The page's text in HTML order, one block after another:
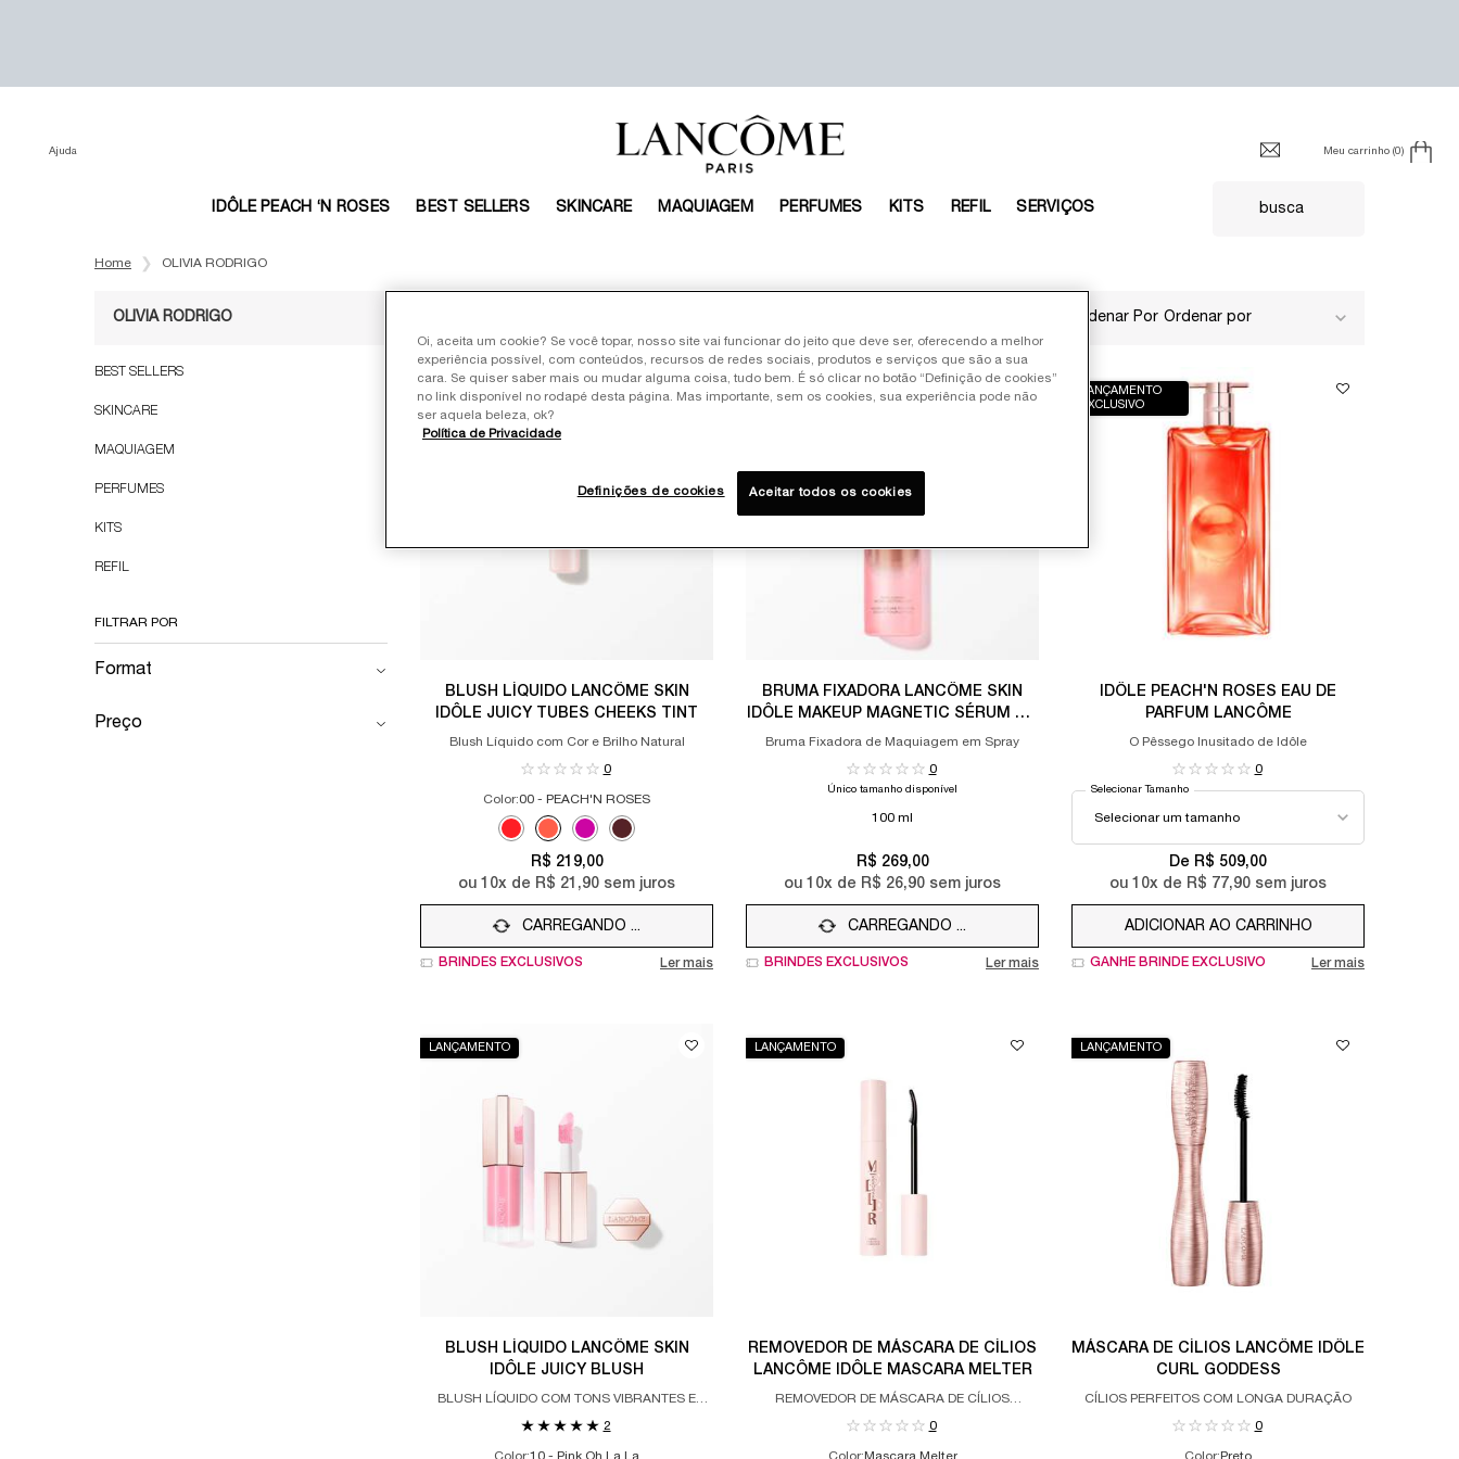
Ajuda Meu carrinho 0
0 product in cart
IDÔLE PEACH ‘N ROSES BEST SELLERS SKINCARE MAQUIAGEM PERFUMES KITS REFIL SERVIÇOS busca
Home
OLIVIA RODRIGO
OLIVIA RODRIGO Ordenar Por
BEST SELLERS
SKINCARE
MAQUIAGEM
PERFUMES
KITS
REFIL
FILTRAR POR
Format
Preço
LANÇAMENTO
EXCLUSIVO
BLUSH LÍQUIDO LANCÔME SKIN
IDÔLE JUICY TUBES CHEEKS TINT
Blush Líquido com Cor e Brilho Natural
0
Color:00 - PEACH'N ROSES
Selected
01 - BERRY MARMALADE color for BLUSH LÍQUIDO LANCÔME SKIN IDÔLE JUICY TUBES CHEEKS TINT, 1 of 4
Selected
00 - PEACH'N ROSES color for BLUSH LÍQUIDO LANCÔME SKIN IDÔLE JUICY TUBES CHEEKS TINT, 2 of 4
Selected
02 - RASPBERRY JAM​ color for BLUSH LÍQUIDO LANCÔME SKIN IDÔLE JUICY TUBES CHEEKS TINT, 3 of 4
Selected
03 - FIG JELLY color for BLUSH LÍQUIDO LANCÔME SKIN IDÔLE JUICY TUBES CHEEKS TINT, 4 of 4
R$ 219,00
ou 10x de R$ 21,90 sem juros
CARREGANDO ...
BRINDES EXCLUSIVOS Ler mais
LANÇAMENTO
EXCLUSIVO
BRUMA FIXADORA LANCÔME SKIN
IDÔLE MAKEUP MAGNETIC SÉRUM EM
SPRAY
Bruma Fixadora de Maquiagem em Spray
0
Único tamanho disponível
100 ml
R$ 269,00
ou 10x de R$ 26,90 sem juros
CARREGANDO ...
BRINDES EXCLUSIVOS Ler mais
LANÇAMENTO
EXCLUSIVO
IDÔLE PEACH'N ROSES EAU DE
PARFUM LANCÔME
O Pêssego Inusitado de Idôle
0
Selecionar Tamanho
De R$ 509,00
ou 10x de R$ 77,90 sem juros
ADICIONAR AO CARRINHO
GANHE BRINDE EXCLUSIVO Ler mais
LANÇAMENTO
BLUSH LÍQUIDO LANCÔME SKIN
IDÔLE JUICY BLUSH
BLUSH LÍQUIDO COM TONS VIBRANTES E
A SUA PELE.2
Color:10 - Pink Oh La La
LANÇAMENTO
REMOVEDOR DE MÁSCARA DE CÍLIOS
LANCÔME IDÔLE MASCARA MELTER
REMOVEDOR DE MÁSCARA DE CÍLIOS
0
Color: Mascara Melter
LANÇAMENTO
MÁSCARA DE CÍLIOS LANCÔME IDÔLE
CURL GODDESS
CÍLIOS PERFEITOS COM LONGA DURAÇÃO
0
Color: Preto
Oi, aceita um cookie? Se você topar, nosso site vai funcionar do jeito que deve ser, oferecendo a melhor
experiência possível, com conteúdos, recursos de redes sociais, produtos e serviços que são a sua
cara. Se quiser saber mais ou mudar alguma coisa, tudo bem. É só clicar no botão “Definição de cookies”
no link disponível no rodapé desta página. Mas importante, sem os cookies, sua experiência pode não
ser aquela beleza, ok?
Política de Privacidade
Definições de cookies Aceitar todos os cookies